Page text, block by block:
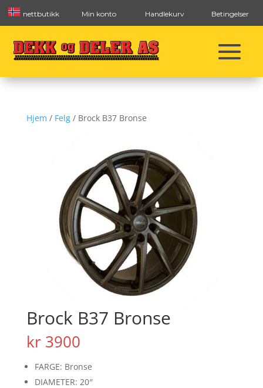
nettbutikk Min konto Handlekurv Betingelser
Hjem / Felg/ Brock B37 Bronse
Brock B37 Bronse
kr3900
FARGE: Bronse
DIAMETER: 20″